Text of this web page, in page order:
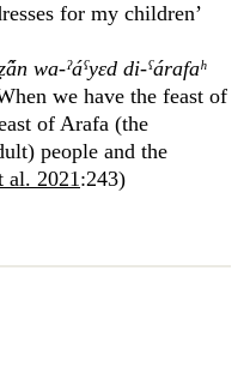
for my children’
wa-ˀáˁyɛd di-ˁárafaʰ
we have the feast of
of Arafa (the
people and the
al. 2021:243)